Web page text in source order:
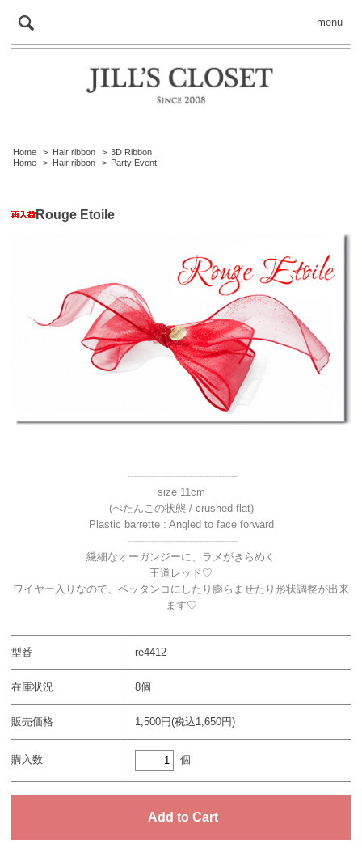
menu
Home > Hair ribbon > 3D Ribbon
Home
> Hair ribbon > Party Event
Rouge Etoile
----------------------------------
size 11cm
(ぺたんこの状態 / crushed flat)
Plastic barrette : Angled to face forward
----------------------------------
繊細なオーガンジーに、ラメがきらめく
王道レッド♡
ワイヤー入りなので、ペッタンコにしたり膨らませたり形状調整が出来
ます♡
型番 re4412
在庫状況 8個
販売価格 1,500円(税込1,650円)
購入数 個